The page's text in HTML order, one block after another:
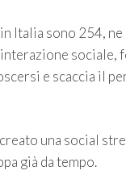
Italia sono 254,
sociale,
e scaccia il
una social
già da tempo.